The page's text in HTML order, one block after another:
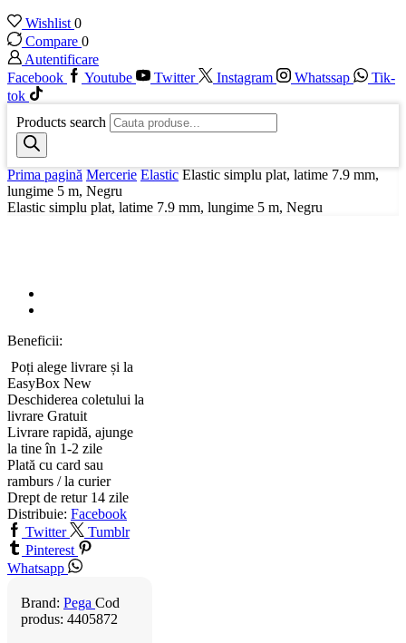
Wishlist 0
Compare 0
Autentificare
Facebook
Youtube Twitter Instagram Whatssap
Tik-
tok
Products search
Prima pagină Mercerie Elastic Elastic simplu plat, latime 7.9 mm,
lungime 5 m, Negru
Elastic simplu plat, latime 7.9 mm, lungime 5 m, Negru
Beneficii:
Poți alege livrare și la
EasyBox New
Deschiderea coletului la
livrare Gratuit
Livrare rapidă, ajunge
la tine în 1-2 zile
Plată cu card sau
ramburs / la curier
Drept de retur 14 zile
Distribuie: Facebook
Twitter
Tumblr
Pinterest
Whatsapp
Brand: Pega Cod
produs: 4405872